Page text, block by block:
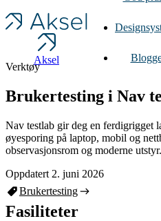
Aksel
Verktøy
Brukertesting i Nav
Nav testlab gir deg en ferdigrigget
øyesporing på laptop, mobil og
observasjonsrom og moderne utstyr.
Oppdatert 2. juni 2026
Brukertesting
Fasiliteter